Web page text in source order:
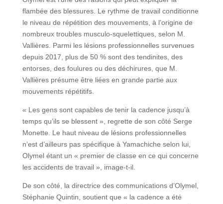
flambée des blessures. Le rythme de travail conditionne
le niveau de répétition des mouvements, à l’origine de
nombreux troubles musculo-squelettiques, selon M.
Vallières. Parmi les lésions professionnelles survenues
depuis 2017, plus de 50 % sont des tendinites, des
entorses, des foulures ou des déchirures, que M.
Vallières présume être liées en grande partie aux
mouvements répétitifs.
« Les gens sont capables de tenir la cadence jusqu’à
temps qu’ils se blessent », regrette de son côté Serge
Monette. Le haut niveau de lésions professionnelles
n’est d’ailleurs pas spécifique à Yamachiche selon lui,
Olymel étant un « premier de classe en ce qui concerne
les accidents de travail », image-t-il.
De son côté, la directrice des communications d’Olymel,
Stéphanie Quintin, soutient que « la cadence a été